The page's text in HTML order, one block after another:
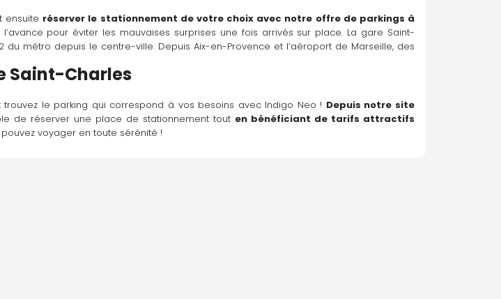
ensuite réserver le stationnement de votre choix avec notre offre de parkings à
pour éviter les mauvaises surprises une fois arrivés sur place. La gare Saint-
métro depuis le centre-ville. Depuis Aix-en-Provence et l’aéroport de Marseille, des
Saint-Charles
le parking qui correspond à vos besoins avec Indigo Neo ! Depuis notre site
de réserver une place de stationnement tout en bénéficiant de tarifs attractifs
voyager en toute sérénité !